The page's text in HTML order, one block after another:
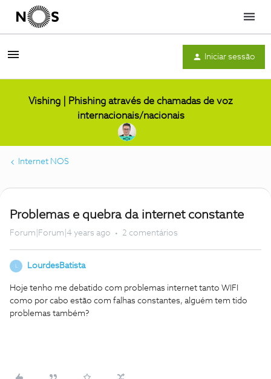
Menu
Iniciar sessão
Vishing | Phishing através de chamadas de voz
internacionais/nacionais
Internet NOS
Problemas e quebra da internet constante
Forum|Forum|4 years ago 2 comentários
LourdesBatista
Hoje tenho me debatido com problemas internet tanto WIFI
como por cabo estão com falhas constantes, alguém tem tido
problemas também?